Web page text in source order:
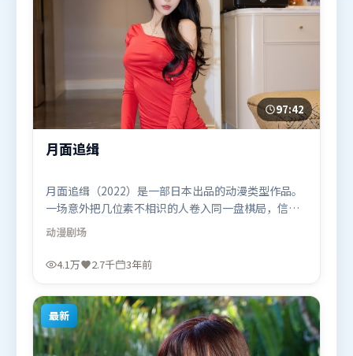
97:42
月面追缉
月面追缉（2022）是一部日本出品的动漫类型作品。
一场意外把几位素不相识的人卷入同一盘棋局，信任
与背叛交替上演。人物关系网复杂却不凌乱，每场对
手戏都推动信息增量。由吕克·贝松执导，周迅、艾
米莉·布朗特、白宇，赵丽颖等联袂出演。影片于
喜欢动漫题材的观众观看。
动漫剧场
4.1万 2.7千 3年前
最新